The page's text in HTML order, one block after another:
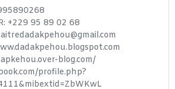
+229 95 89 02 68
blog.com/
profile.php?